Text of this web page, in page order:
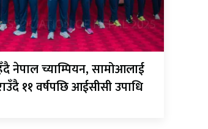
नेपाल च्याम्पियन, सामोआलाई
११ वर्षपछि आईसीसी उपाधि